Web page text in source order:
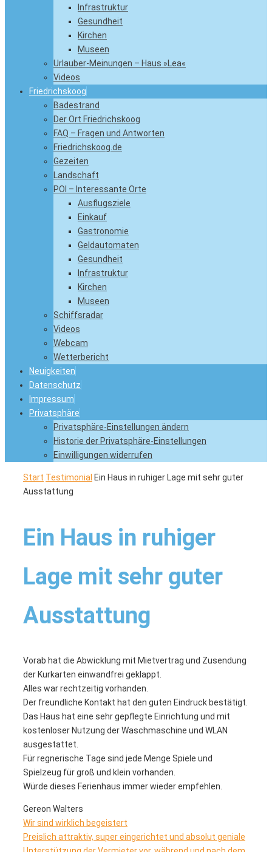
Infrastruktur
Gesundheit
Kirchen
Museen
Urlauber-Meinungen – Haus »Lea«
Videos
Friedrichskoog
Badestrand
Der Ort Friedrichskoog
FAQ – Fragen und Antworten
Friedrichskoog.de
Gezeiten
Landschaft
POI – Interessante Orte
Ausflugsziele
Einkauf
Gastronomie
Geldautomaten
Gesundheit
Infrastruktur
Kirchen
Museen
Schiffsradar
Videos
Webcam
Wetterbericht
Neuigkeiten
Datenschutz
Impressum
Privatsphäre
Privatsphäre-Einstellungen ändern
Historie der Privatsphäre-Einstellungen
Einwilligungen widerrufen
Start Testimonial Ein Haus in ruhiger Lage mit sehr guter
Ausstattung
Ein Haus in ruhiger
Lage mit sehr guter
Ausstattung
Vorab hat die Abwicklung mit Mietvertrag und Zusendung
der Kurkarten einwandfrei geklappt.
Alles war rechtzeitig vorhanden.
Der freundliche Kontakt hat den guten Eindruck bestätigt.
Das Haus hat eine sehr gepflegte Einrichtung und mit
kostenloser Nutzung der Waschmaschine und WLAN
ausgestattet.
Für regnerische Tage sind jede Menge Spiele und
Spielzeug für groß und klein vorhanden.
Würde dieses Ferienhaus immer wieder empfehlen.
Gereon Walters
Wir sind wirklich begeistert
Preislich attraktiv, super eingerichtet und absolut geniale